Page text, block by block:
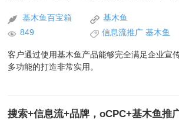
基木鱼百宝箱
基木鱼
849
信息流推广 基木鱼
客户通过使用基木鱼产品能够完全满足企业宣
多功能的打造非常实用。